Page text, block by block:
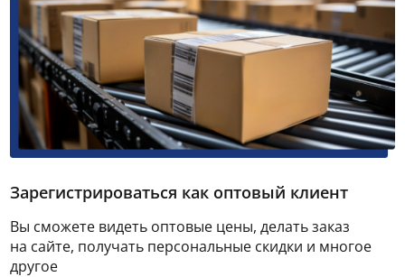
Зарегистрироваться как оптовый клиент
Вы сможете видеть оптовые цены, делать заказ
на сайте, получать персональные скидки и многое
другое